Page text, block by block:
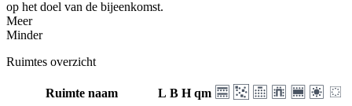
op het doel van de bijeenkomst.
Meer
Minder
Ruimtes overzicht
Ruimte naam L B H qm